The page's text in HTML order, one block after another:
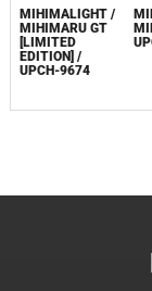
MIHIMALIGHT /
MIHIMARU GT
[LIMITED
EDITION] /
UPCH-9674